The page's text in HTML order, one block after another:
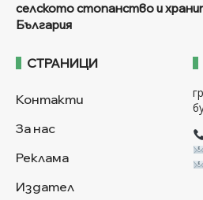
селското стопанство и
България
СТРАНИЦИ
Контакти
За нас
Реклама
Издател